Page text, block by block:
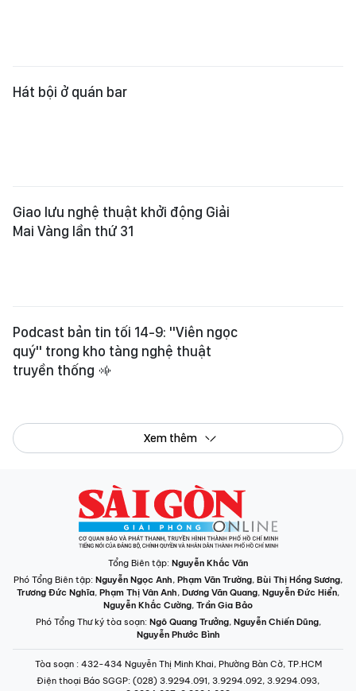
Hát bội ở quán bar
Giao lưu nghệ thuật khởi động Giải
Mai Vàng lần thứ 31
Podcast bản tin tối 14-9: "Viên ngọc
quý" trong kho tàng nghệ thuật
truyền thống
Xem thêm
Tổng Biên tập: Nguyễn Khắc Văn
Phó Tổng Biên tập: Nguyễn Ngọc Anh, Phạm Văn Trường, Bùi Thị Hồng Sương,
Trương Đức Nghĩa, Phạm Thị Vân Anh, Dương Văn Quang, Nguyễn Đức Hiển,
Nguyễn Khắc Cường, Trần Gia Bảo
Phó Tổng Thư ký tòa soạn: Ngô Quang Trưởng, Nguyễn Chiến Dũng,
Nguyễn Phước Bình
Tòa soạn : 432-434 Nguyễn Thị Minh Khai, Phường Bàn Cờ, TP.HCM
Điện thoại Báo SGGP: (028) 3.9294.091, 3.9294.092, 3.9294.093,